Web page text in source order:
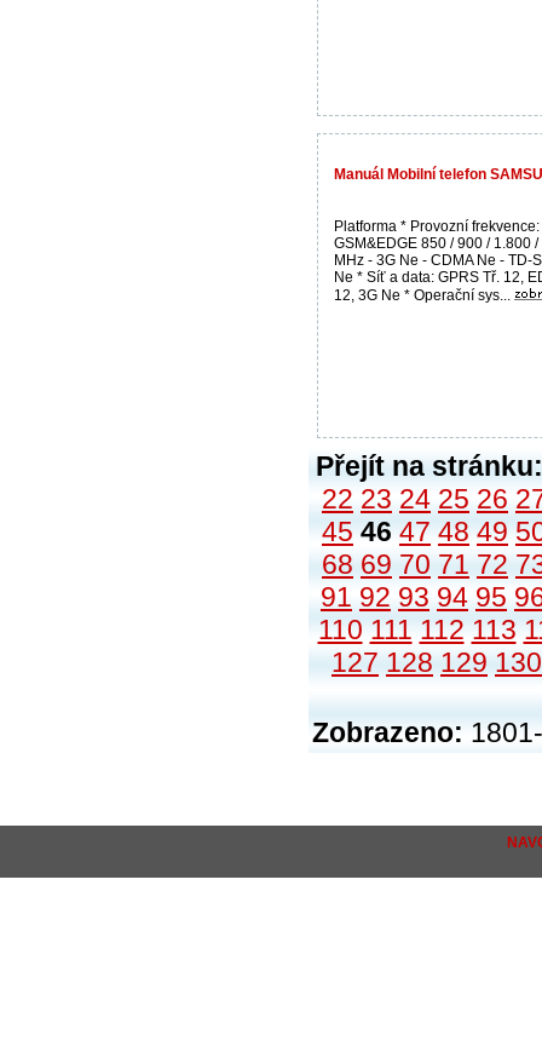
Manuál Mobilní telefon
Platforma * Provozní frekvence:
GSM&EDGE 850 / 900 / 1.800
MHz - 3G Ne - CDMA Ne - TD-
Ne * Síť a data: GPRS Tř. 12,
12, 3G Ne * Operační sys...
Přejít na stránku:
22 23 24 25 26
45 46 47 48 49
68 69 70 71 72
91 92 93 94 95
110 111 112 113
127 128 129 130
Zobrazeno: